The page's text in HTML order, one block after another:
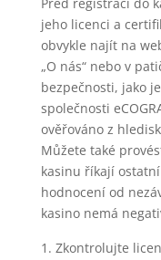
jeho licenci a
obvykle najít na
„O nás“ nebo v
bezpečnosti, jako
společnosti
ověřováno z
Můžete také
kasinu říkají
hodnocení od
kasino nemá
Zkontrolujte